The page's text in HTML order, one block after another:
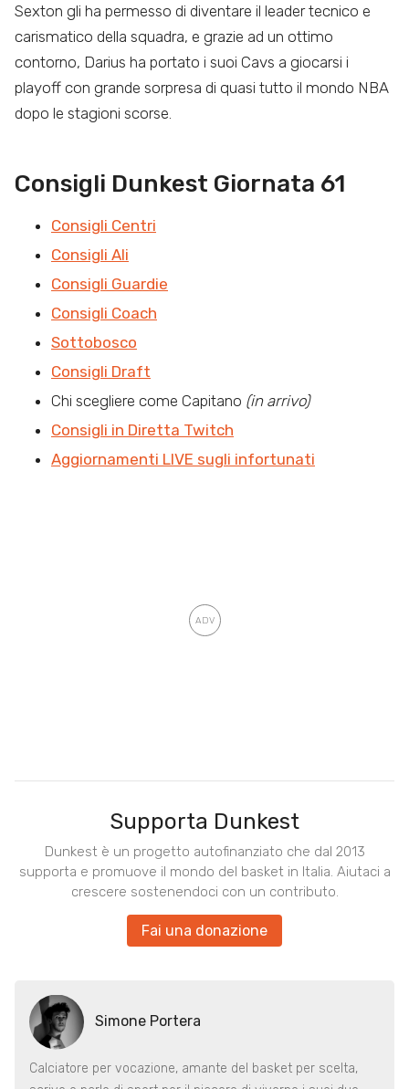
Sexton gli ha permesso di diventare il leader tecnico e
carismatico della squadra, e grazie ad un ottimo
contorno, Darius ha portato i suoi Cavs a giocarsi i
playoff con grande sorpresa di quasi tutto il mondo NBA
dopo le stagioni scorse.
Consigli Dunkest Giornata 61
Consigli Centri
Consigli Ali
Consigli Guardie
Consigli Coach
Sottobosco
Consigli Draft
Chi scegliere come Capitano (in arrivo)
Consigli in Diretta Twitch
Aggiornamenti LIVE sugli infortunati
Supporta Dunkest
Dunkest è un progetto autofinanziato che dal 2013
supporta e promuove il mondo del basket in Italia. Aiutaci a
crescere sostenendoci con un contributo.
Fai una donazione
Simone Portera
Calciatore per vocazione, amante del basket per scelta,